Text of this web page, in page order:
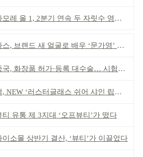
레 올 1, 2분기 연속 두 자릿수 영업이익률 기록
스, 브랜드 새 얼굴로 배우 ‘문가영’ 발탁
, 화장품 허가·등록 대수술… 시험자료 공용 허용
NEW ‘러스터글래스 쉬어 샤인 립스틱’ 출시
티 유통 제 3지대 ‘오프뷰티’가 떴다
이소몰 상반기 결산, ‘뷰티’가 이끌었다